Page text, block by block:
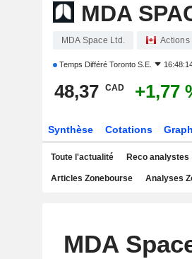
MDA
MDA Space Ltd. Actions
Temps Différé Toronto S.E.
48,37 CAD +1,77
Synthèse Cotations
Toute l'actualité Reco analystes
Articles Zonebourse Analyses
MDA